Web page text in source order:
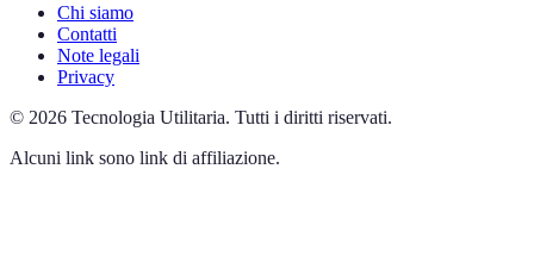
Chi siamo
Contatti
Note legali
Privacy
© 2026 Tecnologia Utilitaria. Tutti i diritti riservati.
Alcuni link sono link di affiliazione.